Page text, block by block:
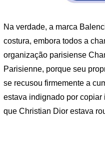
Na verdade, a marca
costura, embora todos a
organização parisiense
Parisienne, porque seu
se recusou firmemente a
estava indignado por
que Christian Dior estava